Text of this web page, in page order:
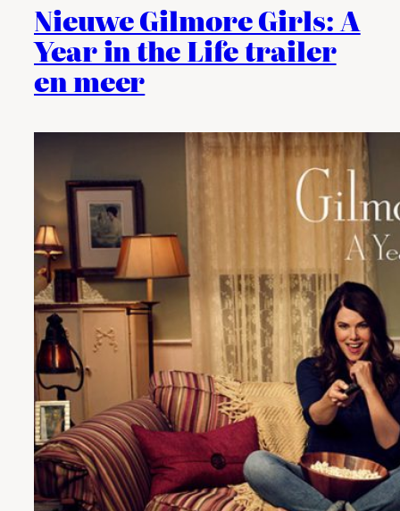
Nieuwe Gilmore Girls: A
Year in the Life trailer
en meer